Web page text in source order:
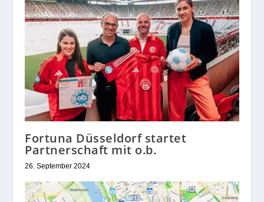
Fortuna Düsseldorf startet
Partnerschaft mit o.b.
26. September 2024